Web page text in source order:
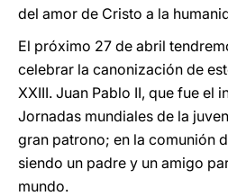
del amor de Cristo a la
El próximo 27 de abril
celebrar la canonización de
XXIII. Juan Pablo II, que fue el
Jornadas mundiales de la
gran patrono; en la comunión
siendo un padre y un amigo
mundo.